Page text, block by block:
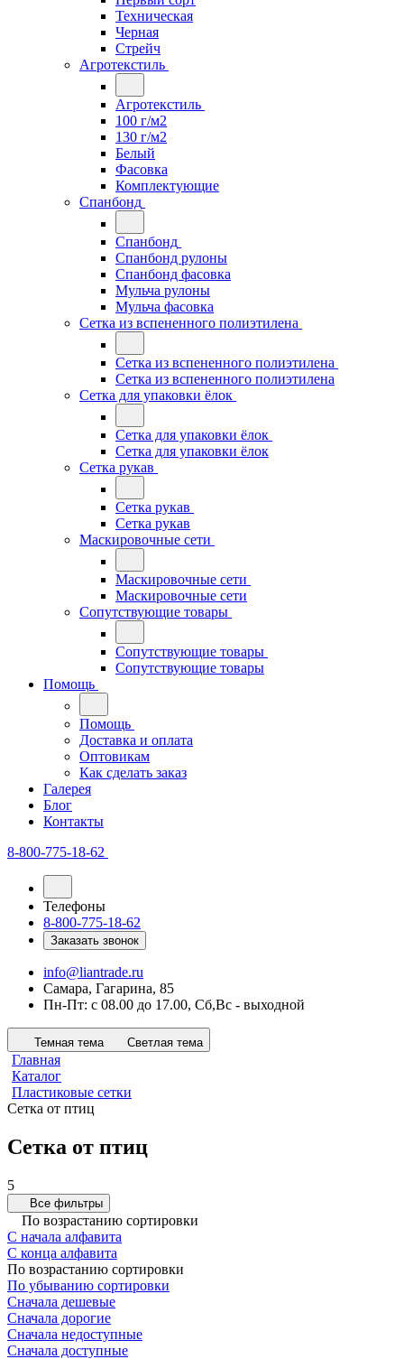
Техническая
Черная
Стрейч
Агротекстиль
Агротекстиль
100 г/м2
130 г/м2
Белый
Фасовка
Комплектующие
Спанбонд
Спанбонд
Спанбонд рулоны
Спанбонд фасовка
Мульча рулоны
Мульча фасовка
Сетка из вспененного полиэтилена
Сетка из вспененного полиэтилена
Сетка из вспененного полиэтилена
Сетка для упаковки ёлок
Сетка для упаковки ёлок
Сетка для упаковки ёлок
Сетка рукав
Сетка рукав
Сетка рукав
Маскировочные сети
Маскировочные сети
Маскировочные сети
Сопутствующие товары
Сопутствующие товары
Сопутствующие товары
Помощь
Помощь
Доставка и оплата
Оптовикам
Как сделать заказ
Галерея
Блог
Контакты
8-800-775-18-62
Телефоны
8-800-775-18-62
Заказать звонок
info@liantrade.ru
Самара, Гагарина, 85
Пн-Пт: c 08.00 до 17.00, Cб,Вс - выходной
Темная тема Светлая тема
Главная
Каталог
Пластиковые сетки
Сетка от птиц
Сетка от птиц
5
Все фильтры
По возрастанию сортировки
С начала алфавита
С конца алфавита
По возрастанию сортировки
По убыванию сортировки
Сначала дешевые
Сначала дорогие
Сначала недоступные
Сначала доступные